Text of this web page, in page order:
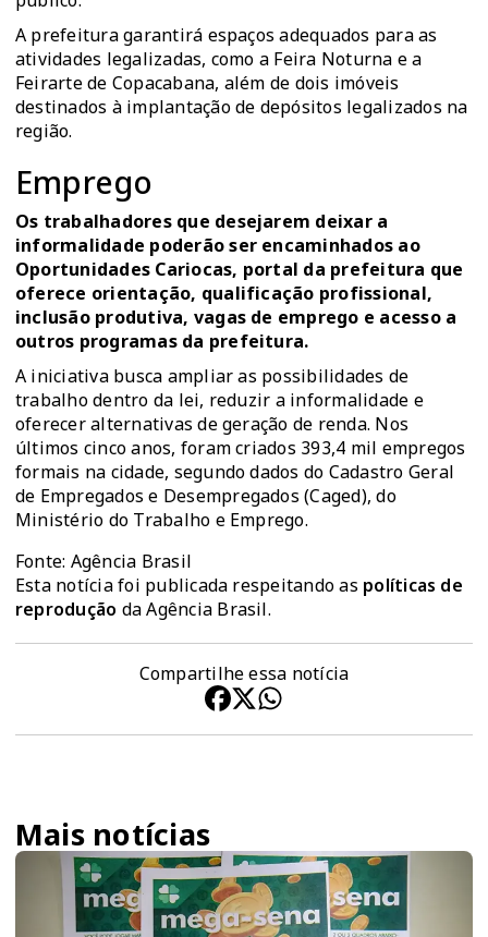
A prefeitura garantirá espaços adequados para as
atividades legalizadas, como a Feira Noturna e a
Feirarte de Copacabana, além de dois imóveis
destinados à implantação de depósitos legalizados na
região.
Emprego
Os trabalhadores que desejarem deixar a
informalidade poderão ser encaminhados ao
Oportunidades Cariocas, portal da prefeitura que
oferece orientação, qualificação profissional,
inclusão produtiva, vagas de emprego e acesso a
outros programas da prefeitura.
A iniciativa busca ampliar as possibilidades de
trabalho dentro da lei, reduzir a informalidade e
oferecer alternativas de geração de renda. Nos
últimos cinco anos, foram criados 393,4 mil empregos
formais na cidade, segundo dados do Cadastro Geral
de Empregados e Desempregados (Caged), do
Ministério do Trabalho e Emprego.
Fonte: Agência Brasil
Esta notícia foi publicada respeitando as políticas de
reprodução da Agência Brasil.
Compartilhe essa notícia
Mais notícias